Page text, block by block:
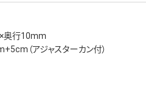
奥行10mm
（アジャスターカン付）